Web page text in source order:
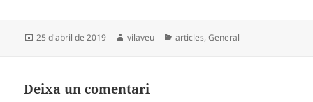
Publicat
25 d'abril de 2019 Autor
vilaveu Categories
articles,General
Deixa un comentari